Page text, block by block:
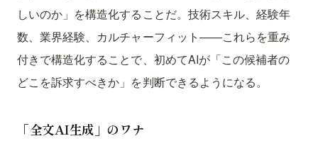
しいのか」を構造化することだ。技術スキル、経験年
数、業界経験、カルチャーフィット——これらを重み
付きで構造化することで、初めてAIが「この候補者の
どこを訴求すべきか」を判断できるようになる。
「全文AI生成」のワナ